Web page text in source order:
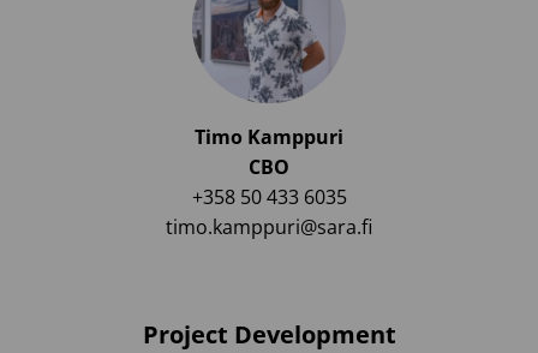
Timo Kamppuri
CBO
+358 50 433 6035
timo.kamppuri@sara.fi
Project Development